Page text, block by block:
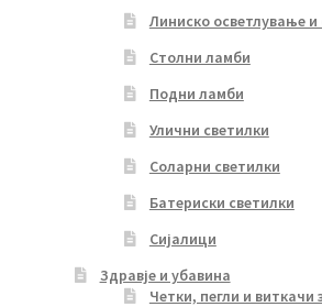
Линиско осветлување
Столни ламби
Подни ламби
Улични светилки
Соларни светилки
Батериски светилки
Сијалици
Здравје и убавина
Четки, пегли и виткачи